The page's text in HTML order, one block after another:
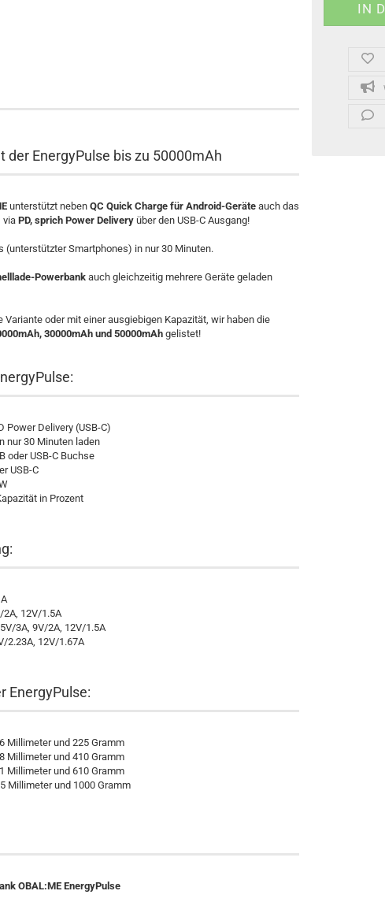
der EnergyPulse bis zu 50000mAh
unterstützt neben QC Quick Charge für Android-Geräteauch das
viaPD, sprich Power Deliveryüber den USB-C Ausgang!
(unterstützter Smartphones) in nur 30 Minuten.
Powerbankauch gleichzeitig mehrere Geräte geladen
Variante oder mit einer ausgiebigen Kapazität, wir haben die
30000mAh und 50000mAhgelistet!
Power Delivery (USB-C)
nur 30 Minuten laden
oder USB-C Buchse
USB-C
in Prozent
2A, 12V/1.5A
3A, 9V/2A, 12V/1.5A
2.23A, 12V/1.67A
EnergyPulse:
Millimeter und 225 Gramm
Millimeter und 410 Gramm
Millimeter und 610 Gramm
Millimeter und 1000 Gramm
OBAL:ME EnergyPulse